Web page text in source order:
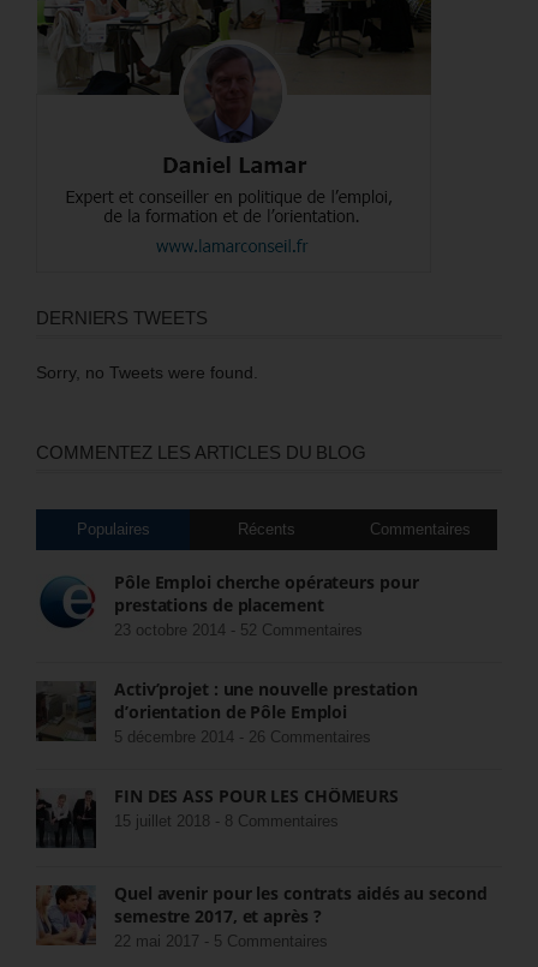
DERNIERS TWEETS
Sorry, no Tweets were found.
COMMENTEZ LES ARTICLES DU BLOG
Populaires Récents Commentaires
Pôle Emploi cherche opérateurs pour
prestations de placement
23 octobre 2014 - 52 Commentaires
Activ’projet : une nouvelle prestation
d’orientation de Pôle Emploi
5 décembre 2014 - 26 Commentaires
FIN DES ASS POUR LES CHÔMEURS
15 juillet 2018 - 8 Commentaires
Quel avenir pour les contrats aidés au second
semestre 2017, et après ?
22 mai 2017 - 5 Commentaires